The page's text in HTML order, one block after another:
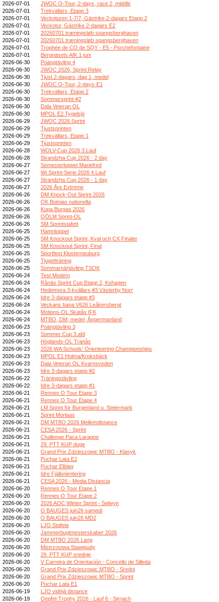
2026-07-01
JWOC O-Tour, 2-days, race 2, middle
2026-07-01
Trekvällars, Etapp 3
2026-07-01
Veckoturen 1-7/7, Gästrike 2-dagars Etapp 2
2026-07-01
Veckotur, Gästrike 2-dagars E2
2026-07-01
20260701 træningsløb spangsberghaven
2026-07-01
20260701 træningsløb spangsberghaven
2026-07-01
Trophée de CO de SQY - E5 - Porchefontaine
2026-07-01
Bergnäsets AIK 1 juni
2026-06-30
Poängtävling 4
2026-06-30
JWOC 2026, Sprint Relay
2026-06-30
Tjust 2-dagars, dag 1, medel
2026-06-30
JWOC O-Tour, 2-days-E1
2026-06-30
Trekvällars, Etapp 2
2026-06-30
Sommarsprint #2
2026-06-30
Dala Veteran OL
2026-06-30
MPOL E2 Tygelsjö
2026-06-29
JWOC 2026 Sprint
2026-06-29
Tjustsprinten
2026-06-29
Trekvällars, Etapp 1
2026-06-29
Tjustsprinten
2026-06-28
WOLV-Cup 2026 3.Lauf
2026-06-28
Strandzha Cup 2026 - 2 day
2026-06-27
Semesterloppet Mariefred
2026-06-27
Wr.Sprint-Serie 2026 4.Lauf
2026-06-27
Strandzha Cup 2026 - 1 day
2026-06-27
2026 Åre Extreme
2026-06-26
DM Knock-Out Sprint 2026
2026-06-26
OK Botnias nationella
2026-06-26
Kupa Burgas 2026
2026-06-26
OÖLM Sprint-OL
2026-06-26
SM Sprintstafett
2026-06-25
Hamnloppet
2026-06-25
SM Knockout Sprint, Kval och CX Finaler
2026-06-25
SM Knockout Sprint, Final
2026-06-25
Sportfest Klosterneuburg
2026-06-25
Tjogetträning
2026-06-25
Sommarnärtävling TSOK
2026-06-24
Test Modem
2026-06-24
Rånäs Sprint Cup Etapp 2, Kohagen
2026-06-24
Hedemora 3-kvällars #3 Västerby Norr
2026-06-24
Idre 3-dagars etapp #3
2026-06-24
Veckans bana V626 Leåkersbergt
2026-06-24
Motions-OL Skatås IFK
2026-06-24
MTBO, DM, medel, Ångermanland
2026-06-23
Poängtävling 3
2026-06-23
Sommer Cup 3.afd
2026-06-23
Höglands-OL Tranås
2026-06-23
2026 WA Schools’ Orienteering Championships
2026-06-23
MPOL E1 Holma/Kroksbäck
2026-06-23
Dala Veteran OL Kvarnsveden
2026-06-23
Idre 3-dagars etapp #2
2026-06-22
Träningstävling
2026-06-22
Idre 3-dagars etapp #1
2026-06-21
Rennes O Tour Etape 3
2026-06-21
Rennes O Tour Etape 4
2026-06-21
LM Sprint für Burgenland u. Steiermark
2026-06-21
Sprint Morlaas
2026-06-21
DM MTBO 2026 Mellemdistance
2026-06-21
CESA 2026 - Sprint
2026-06-21
Challenge Paca Laragne
2026-06-21
29. PTT KUP duge
2026-06-21
Grand Prix Zdzieszowic MTBO - Klasyk
2026-06-21
Puchar Lata E2
2026-06-21
Puchar Elbląg
2026-06-21
Idre Fjällorientering
2026-06-21
CESA 2026 - Media Distancia
2026-06-20
Rennes O Tour Etape 1
2026-06-20
Rennes O Tour Etape 2
2026-06-20
2026 AOC Winter Sprint - Selwyn
2026-06-20
O BAUGES juin26 samedi
2026-06-20
O BAUGES juin26 MD2
2026-06-20
LJO Stafete
2026-06-20
Jammerbugtmesterskaber 2026
2026-06-20
DM MTBO 2026 Lang
2026-06-20
Mistrzostwa Stawigudy
2026-06-20
29. PTT KUP srednje
2026-06-20
V Carreira de Orientación - Concello de Silleda
2026-06-20
Grand Prix Zdzieszowic MTBO - Sredni
2026-06-20
Grand Prix Zdzieszowic MTBO - Sprint
2026-06-20
Puchar Lata E1
2026-06-19
LJO vidējā distance
2026-06-19
Oepfel-Trophy 2026 - Lauf 6 - Sirnach